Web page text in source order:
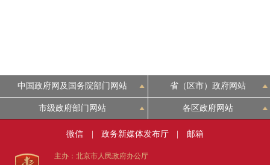
中国政府网及国务院部门网站 省（区市）政府网站
市级政府部门网站 各区政府网站
微信 政务新媒体发布厅 邮箱
主办：北京市人民政府办公厅